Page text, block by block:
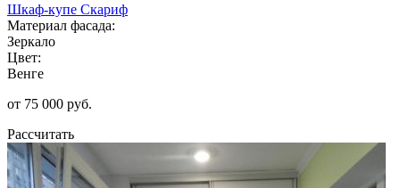
Шкаф-купе Скариф
Материал фасада:
Зеркало
Цвет:
Венге
от 75 000 руб.
Рассчитать